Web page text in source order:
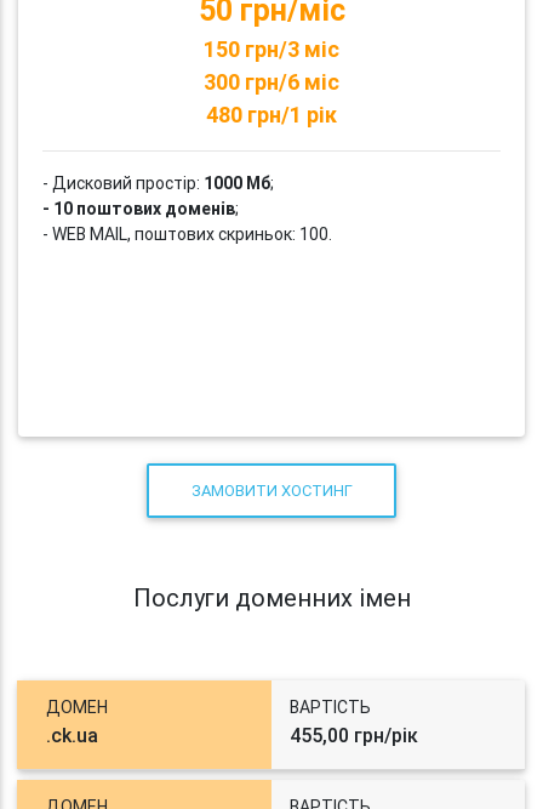
50 грн/міс
150 грн/3 міс
300 грн/6 міс
480 грн/1 рік
- Дисковий простір: 1000 Мб;
- 10 поштових доменів;
- WEB MAIL, поштових скриньок: 100.
ЗАМОВИТИ ХОСТИНГ
Послуги доменних імен
ДОМЕН
.ck.ua
ВАРТІСТЬ
455,00 грн/рік